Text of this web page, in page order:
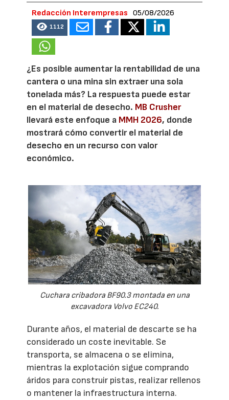
Redacción Interempresas 05/08/2026
1112
¿Es posible aumentar la rentabilidad de una
cantera o una mina sin extraer una sola
tonelada más? La respuesta puede estar
en el material de desecho. MB Crusher
llevará este enfoque a MMH 2026, donde
mostrará cómo convertir el material de
desecho en un recurso con valor
económico.
Cuchara cribadora BF90.3 montada en una
excavadora Volvo EC240.
Durante años, el material de descarte se ha
considerado un coste inevitable. Se
transporta, se almacena o se elimina,
mientras la explotación sigue comprando
áridos para construir pistas, realizar rellenos
o mantener la infraestructura interna.